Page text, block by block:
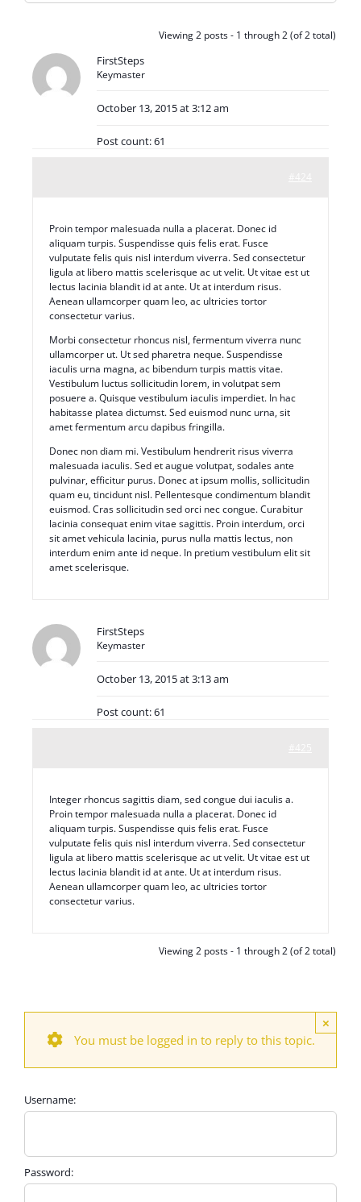
Viewing 2 posts - 1 through 2 (of 2 total)
FirstSteps
Keymaster
October 13, 2015 at 3:12 am
Post count: 61
Proin tempor malesuada nulla a placerat. Donec id
aliquam turpis. Suspendisse quis felis erat. Fusce
vulputate felis quis nisl interdum viverra. Sed consectetur
ligula at libero mattis scelerisque ac ut velit. Ut vitae est ut
lectus lacinia blandit id at ante. Ut at interdum risus.
Aenean ullamcorper quam leo, ac ultricies tortor
consectetur varius.
Morbi consectetur rhoncus nisl, fermentum viverra nunc
ullamcorper ut. Ut sed pharetra neque. Suspendisse
iaculis urna magna, ac bibendum turpis mattis vitae.
Vestibulum luctus sollicitudin lorem, in volutpat sem
posuere a. Quisque vestibulum iaculis imperdiet. In hac
habitasse platea dictumst. Sed euismod nunc urna, sit
amet fermentum arcu dapibus fringilla.
Donec non diam mi. Vestibulum hendrerit risus viverra
malesuada iaculis. Sed et augue volutpat, sodales ante
pulvinar, efficitur purus. Donec at ipsum mollis, sollicitudin
quam eu, tincidunt nisl. Pellentesque condimentum blandit
euismod. Cras sollicitudin sed orci nec congue. Curabitur
lacinia consequat enim vitae sagittis. Proin interdum, orci
sit amet vehicula lacinia, purus nulla mattis lectus, non
interdum enim ante id neque. In pretium vestibulum elit sit
amet scelerisque.
FirstSteps
Keymaster
October 13, 2015 at 3:13 am
Post count: 61
Integer rhoncus sagittis diam, sed congue dui iaculis a.
Proin tempor malesuada nulla a placerat. Donec id
aliquam turpis. Suspendisse quis felis erat. Fusce
vulputate felis quis nisl interdum viverra. Sed consectetur
ligula at libero mattis scelerisque ac ut velit. Ut vitae est ut
lectus lacinia blandit id at ante. Ut at interdum risus.
Aenean ullamcorper quam leo, ac ultricies tortor
consectetur varius.
Viewing 2 posts - 1 through 2 (of 2 total)
×
You must be logged in to reply to this topic.
Username:
Password: